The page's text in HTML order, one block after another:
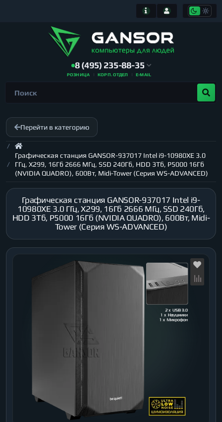
8 (495) 235-88-35
РОЗНИЦА КОРП. ОТДЕЛ E-MAIL
Перейти в категорию
Графическая станция GANSOR-937017 Intel i9-10980XE 3.0
ГГц, X299, 16Гб 2666 МГц, SSD 240Гб, HDD 3Тб, P5000 16Гб
(NVIDIA QUADRO), 600Вт, Midi-Tower (Серия WS-ADVANCED)
Графическая станция GANSOR-937017 Intel i9-
10980XE 3.0 ГГц, X299, 16Гб 2666 МГц, SSD 240Гб,
HDD 3Тб, P5000 16Гб (NVIDIA QUADRO), 600Вт, Midi-
Tower (Серия WS-ADVANCED)